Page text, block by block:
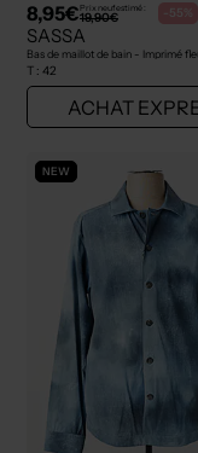
8,95€Prix neuf estimé :
19,90€ -55%
SASSA
Bas de maillot de bain - Imprimé
T : 42
ACHAT
NEW